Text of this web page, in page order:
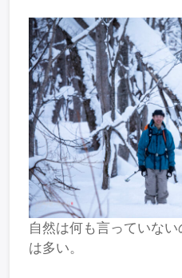
自然は何も言っていな
は多い。